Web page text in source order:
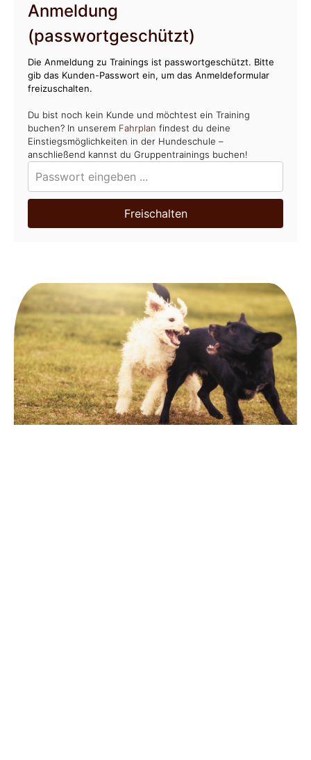
Anmeldung
(passwortgeschützt)
Die Anmeldung zu Trainings ist passwortgeschützt. Bitte
gib das Kunden-Passwort ein, um das Anmeldeformular
freizuschalten.
Du bist noch kein Kunde und möchtest ein Training
buchen? In unserem Fahrplan findest du deine
Einstiegsmöglichkeiten in der Hundeschule –
anschließend kannst du Gruppentrainings buchen!
Freischalten